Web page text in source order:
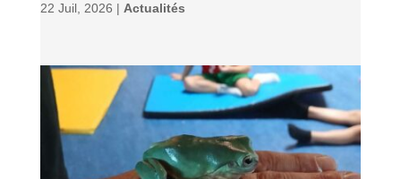
22 Juil, 2026 | Actualités